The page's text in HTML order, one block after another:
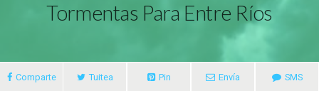
Tormentas Para Entre Ríos
Comparte Tuitea Pin Envía SMS